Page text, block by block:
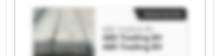
ABS Trading BV
ABS Trading BV
ABS Trading BV